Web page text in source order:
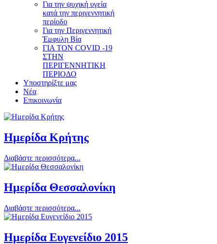
Για την ψυχική υγεία
κατά την περιγεννητική
περίοδο
Για την Περιγεννητική
Έμφυλη Βία
ΓΙΑ ΤΟΝ COVID -19
ΣΤΗΝ
ΠΕΡΙΓΕΝΝΗΤΙΚΗ
ΠΕΡΙΟΔΟ
Υποστηρίξτε μας
Νέα
Επικοινωνία
Ημερίδα Κρήτης
Διαβάστε περισσότερα...
Ημερίδα Θεσσαλονίκη
Διαβάστε περισσότερα...
Ημερίδα Ευγενείδιο 2015